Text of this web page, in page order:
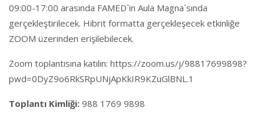
09:00-17:00 arasında FAMED`in Aula Magna`sında
gerçekleştirilecek. Hibrit formatta gerçekleşecek etkinliğe
ZOOM üzerinden erişilebilecek.
Zoom toplantısına katılın: https://zoom.us/j/98817699898?
pwd=0DyZ9o6RkSRpUNjApKkIR9KZuGlBNL.1
Toplantı Kimliği: 988 1769 9898